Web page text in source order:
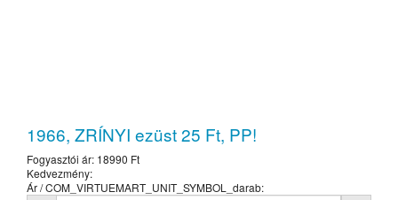
1966, ZRÍNYI ezüst 25 Ft, PP!
Fogyasztói ár: 18990 Ft
Kedvezmény:
Ár / COM_VIRTUEMART_UNIT_SYMBOL_darab: